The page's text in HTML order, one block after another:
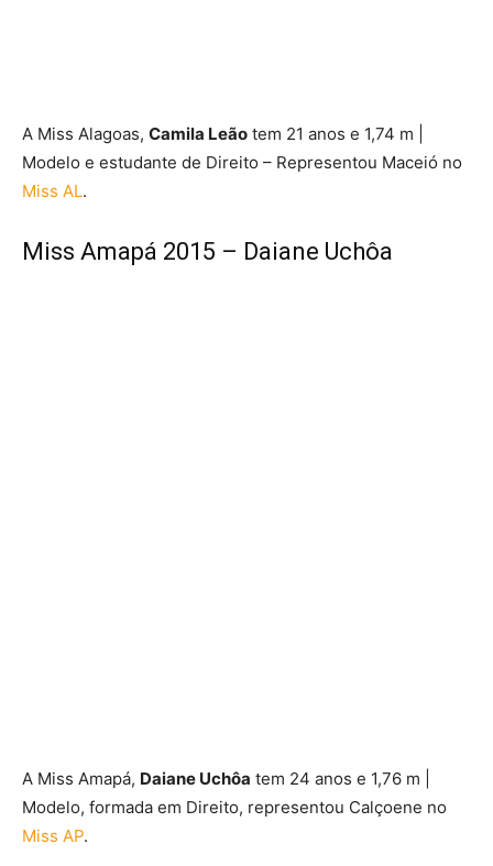
A Miss Alagoas, Camila Leão tem 21 anos e 1,74 m |
Modelo e estudante de Direito – Representou Maceió no
Miss AL.
Miss Amapá 2015 – Daiane Uchôa
A Miss Amapá, Daiane Uchôa tem 24 anos e 1,76 m |
Modelo, formada em Direito, representou Calçoene no
Miss AP.